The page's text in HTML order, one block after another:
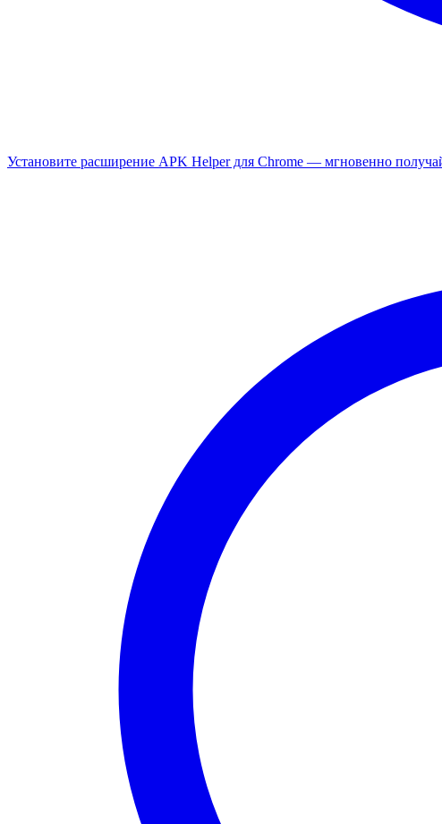
Установите расширение APK Helper для Chrome — мгновенно